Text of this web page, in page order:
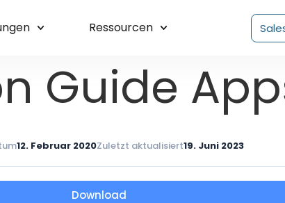
Ressourcen
Guide
12. Februar 2020Zuletzt aktualisiert19. Juni 2023
Download